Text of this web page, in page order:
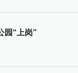
园“上岗”